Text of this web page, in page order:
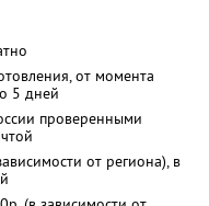
от момента
5 дней
проверенными
от региона), в